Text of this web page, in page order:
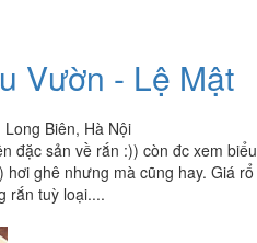
Vườn - Lệ Mật
Biên, Hà Nội
đặc sản về rắn :)) còn đc xem biểu
hơi ghê nhưng mà cũng hay. Giá rổ
rắn tuỳ loại....